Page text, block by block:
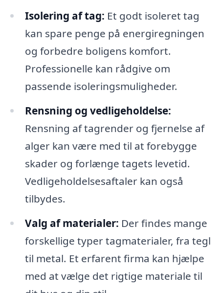
Isolering af tag: Et godt isoleret tag
kan spare penge på energiregningen
og forbedre boligens komfort.
Professionelle kan rådgive om
passende isoleringsmuligheder.
Rensning og vedligeholdelse:
Rensning af tagrender og fjernelse af
alger kan være med til at forebygge
skader og forlænge tagets levetid.
Vedligeholdelsesaftaler kan også
tilbydes.
Valg af materialer: Der findes mange
forskellige typer tagmaterialer, fra tegl
til metal. Et erfarent firma kan hjælpe
med at vælge det rigtige materiale til